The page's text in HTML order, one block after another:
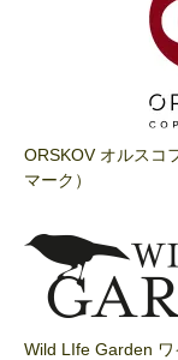
ORSKOV オルスコ
マーク）
Wild LIfe Garden